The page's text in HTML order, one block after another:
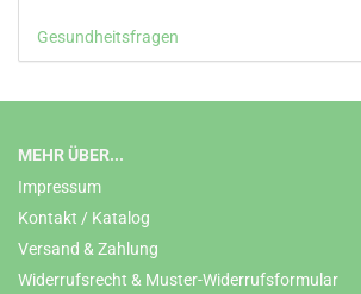
Gesundheitsfragen
MEHR ÜBER...
Impressum
Kontakt / Katalog
Versand & Zahlung
Widerrufsrecht & Muster-Widerrufsformular